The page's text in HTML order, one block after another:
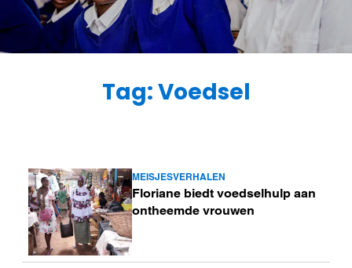
Tag: Voedsel
MEISJESVERHALEN
Floriane biedt voedselhulp aan
ontheemde vrouwen
Lees
meer